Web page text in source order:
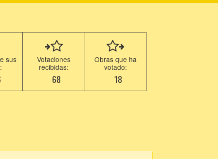
sus
Votaciones
recibidas:
68
Obras que ha
votado:
18